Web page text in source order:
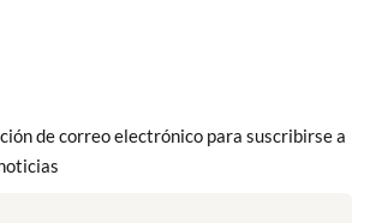
de correo electrónico para suscribirse a